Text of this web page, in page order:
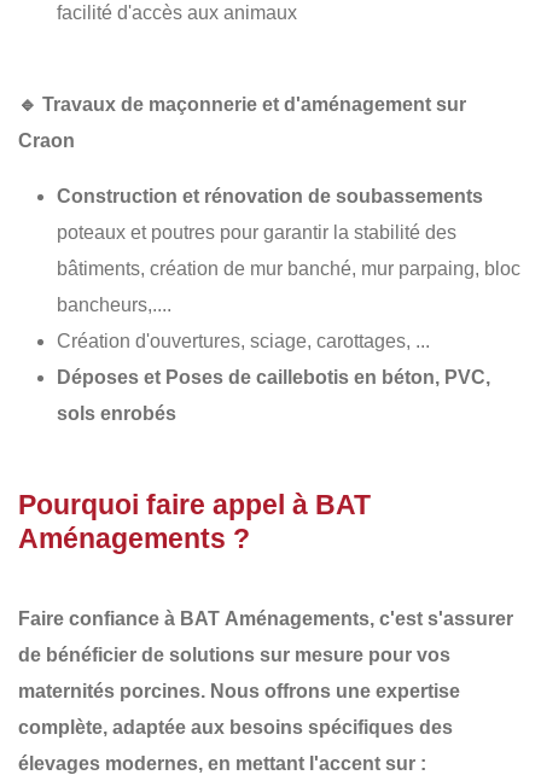
facilité d'accès aux animaux
🔹 Travaux de maçonnerie et d'aménagement sur
Craon
Construction et rénovation de soubassements
poteaux et poutres pour garantir la stabilité des
bâtiments, création de mur banché, mur parpaing, bloc
bancheurs,....
Création d'ouvertures, sciage, carottages, ...
Déposes et Poses de caillebotis en béton, PVC,
sols enrobés
Pourquoi faire appel à BAT
Aménagements ?
Faire confiance à BAT Aménagements, c'est s'assurer
de bénéficier de solutions sur mesure pour vos
maternités porcines. Nous offrons une expertise
complète, adaptée aux besoins spécifiques des
élevages modernes, en mettant l'accent sur :